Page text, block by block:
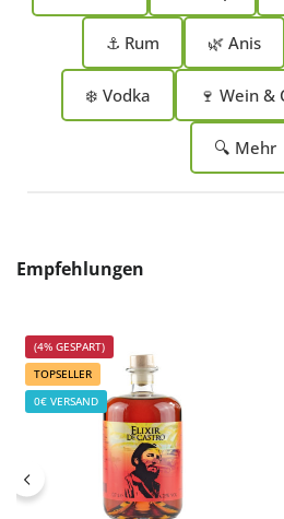
⚓ Rum 🌿 Anis
❄️ Vodka 🍷 Wein &
🔍 Mehr
Produktgalerie überspringen
Empfehlungen
(4% GESPART)
TOPSELLER
0€ VERSAND